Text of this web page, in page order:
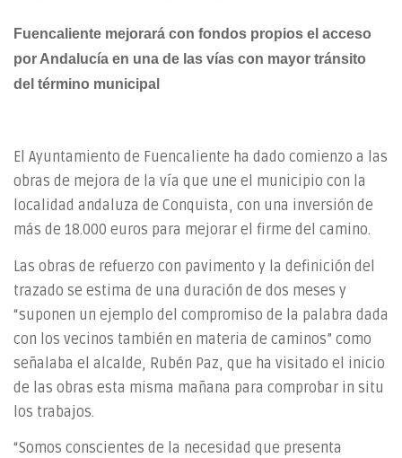
Fuencaliente mejorará con fondos propios el acceso
por Andalucía en una de las vías con mayor tránsito
del término municipal
El Ayuntamiento de Fuencaliente ha dado comienzo a las
obras de mejora de la vía que une el municipio con la
localidad andaluza de Conquista, con una inversión de
más de 18.000 euros para mejorar el firme del camino.
Las obras de refuerzo con pavimento y la definición del
trazado se estima de una duración de dos meses y
“suponen un ejemplo del compromiso de la palabra dada
con los vecinos también en materia de caminos” como
señalaba el alcalde, Rubén Paz, que ha visitado el inicio
de las obras esta misma mañana para comprobar in situ
los trabajos.
“Somos conscientes de la necesidad que presenta